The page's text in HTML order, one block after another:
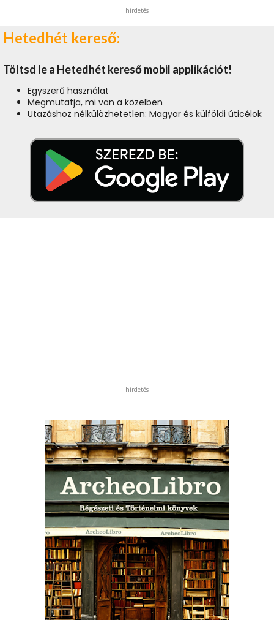
hirdetés
Hetedhét kereső:
Töltsd le a Hetedhét kereső mobil applikációt!
Egyszerű használat
Megmutatja, mi van a közelben
Utazáshoz nélkülözhetetlen: Magyar és külföldi úticélok
hirdetés